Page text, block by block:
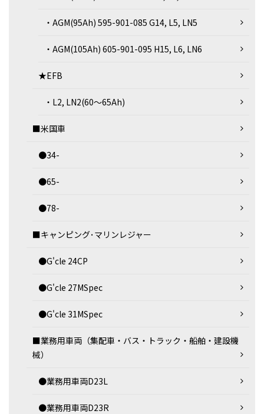
・AGM(95Ah) 595-901-085 G14, L5, LN5
・AGM(105Ah) 605-901-095 H15, L6, LN6
★EFB
・L2, LN2(60～65Ah)
■米国車
●34-
●65-
●78-
■キャンピング･マリンレジャー
●G'cle 24CP
●G'cle 27MSpec
●G'cle 31MSpec
■業務用車両（集配車・バス・トラック・船舶・建設機
械）
●業務用車両D23L
●業務用車両D23R